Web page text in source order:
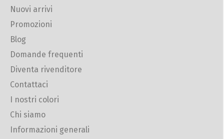
Nuovi arrivi
Promozioni
Blog
Domande frequenti
Diventa rivenditore
Contattaci
I nostri colori
Chi siamo
Informazioni generali